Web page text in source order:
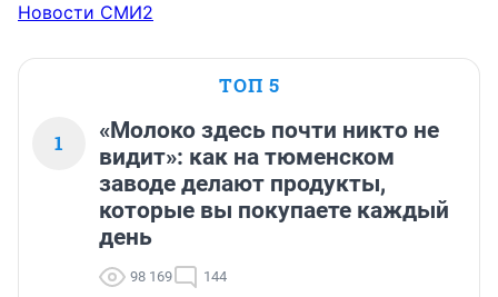
Новости СМИ2
ТОП 5
1
«Молоко здесь почти никто не
видит»: как на тюменском
заводе делают продукты,
которые вы покупаете каждый
день
98 169 144